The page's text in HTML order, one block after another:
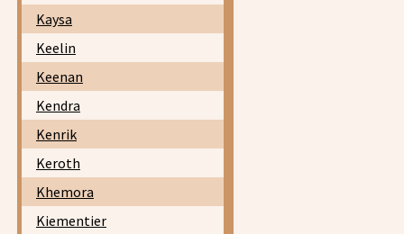
Kaysa
Keelin
Keenan
Kendra
Kenrik
Keroth
Khemora
Kiementier